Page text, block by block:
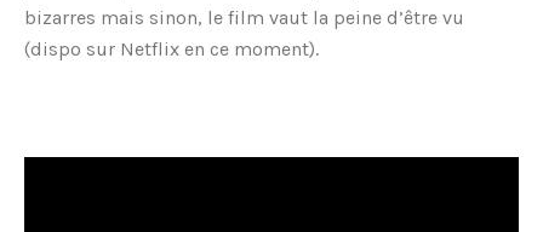
bizarres mais sinon, le film vaut la peine d’être vu
(dispo sur Netflix en ce moment).